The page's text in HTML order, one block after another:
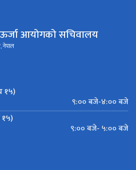
आयोगको सचिवालय
नेपाल
१५)
९:०० बजे-४:०० बजे
१५)
९:०० बजे- ५:०० बजे